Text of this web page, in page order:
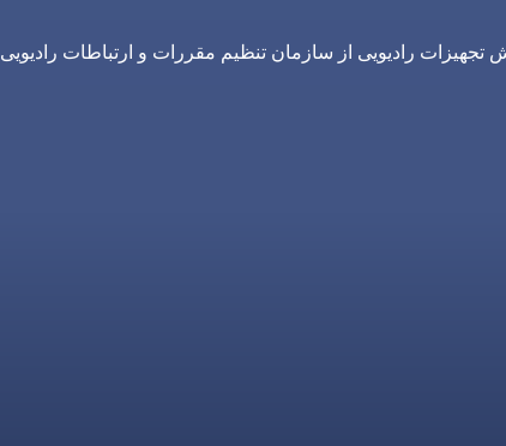
رادیویی از سازمان تنظیم مقررات و ارتباطات رادیویی